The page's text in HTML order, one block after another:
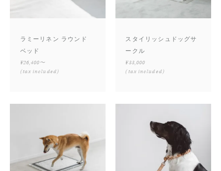
ラミーリネン ラウンド
ベッド
¥26,400〜
(tax included)
スタイリッシュドッグサ
ークル
¥33,000
(tax included)